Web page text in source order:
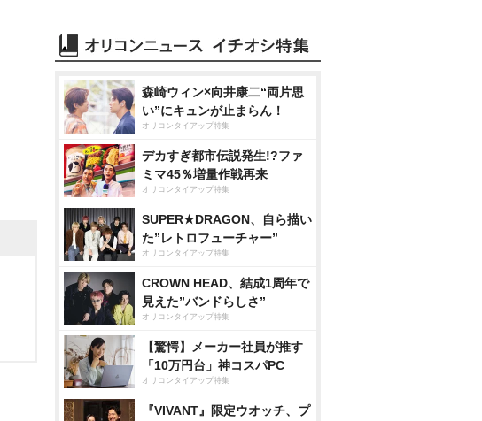
森崎ウィン×向井康二“両片思
い”にキュンが止まらん！
オリコンタイアップ特集
デカすぎ都市伝説発生!?ファ
ミマ45％増量作戦再来
オリコンタイアップ特集
SUPER★DRAGON、自ら描い
た”レトロフューチャー”
オリコンタイアップ特集
CROWN HEAD、結成1周年で
見えた”バンドらしさ”
オリコンタイアップ特集
【驚愕】メーカー社員が推す
「10万円台」神コスパPC
オリコンタイアップ特集
『VIVANT』限定ウオッチ、プ